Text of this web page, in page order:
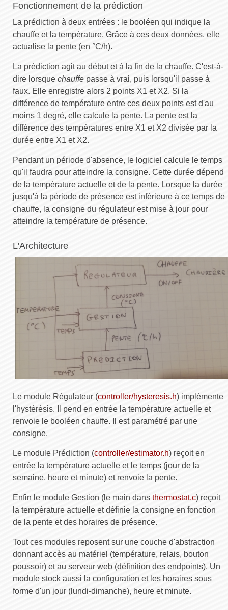
Fonctionnement de la prédiction
La prédiction à deux entrées : le booléen qui indique la
chauffe et la température. Grâce à ces deux données, elle
actualise la pente (en °C/h).
La prédiction agit au début et à la fin de la chauffe. C'est-à-
dire lorsque chauffe passe à vrai, puis lorsqu'il passe à
faux. Elle enregistre alors 2 points X1 et X2. Si la
différence de température entre ces deux points est d'au
moins 1 degré, elle calcule la pente. La pente est la
différence des températures entre X1 et X2 divisée par la
durée entre X1 et X2.
Pendant un période d'absence, le logiciel calcule le temps
qu'il faudra pour atteindre la consigne. Cette durée dépend
de la température actuelle et de la pente. Lorsque la durée
jusqu'à la période de présence est inférieure à ce temps de
chauffe, la consigne du régulateur est mise à jour pour
atteindre la température de présence.
L'Architecture
Le module Régulateur (controller/hysteresis.h) implémente
l'hystérésis. Il pend en entrée la température actuelle et
renvoie le booléen chauffe. Il est paramétré par une
consigne.
Le module Prédiction (controller/estimator.h) reçoit en
entrée la température actuelle et le temps (jour de la
semaine, heure et minute) et renvoie la pente.
Enfin le module Gestion (le main dans thermostat.c) reçoit
la température actuelle et définie la consigne en fonction
de la pente et des horaires de présence.
Tout ces modules reposent sur une couche d'abstraction
donnant accès au matériel (température, relais, bouton
poussoir) et au serveur web (définition des endpoints). Un
module stock aussi la configuration et les horaires sous
forme d'un jour (lundi-dimanche), heure et minute.